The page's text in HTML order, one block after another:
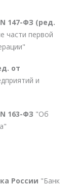
147-ФЗ (ред.
части первой
от
и
163-ФЗ "Об
России "Банк